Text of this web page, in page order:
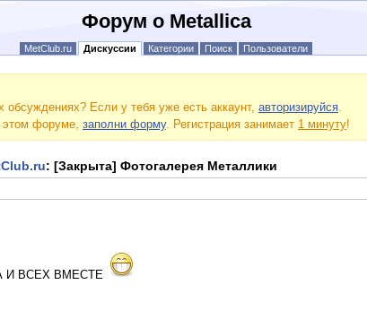
Форум о Metallica
MetClub.ru Дискуссии Категории Поиск Пользователи
обсуждениях? Если у тебя уже есть аккаунт, авторизируйся.
этом форуме, заполни форму. Регистрация занимает 1 минуту!
: [Закрыта] Фотогалерея Металлики
И ВСЕХ ВМЕСТЕ